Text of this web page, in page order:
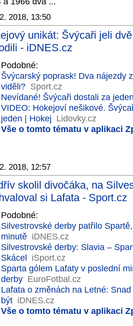
2018, 13:50
unikát: Švýcaři jeli
- iDNES.cz
Podobné:
Švýcarský poprask! Dva nájezdy
viděli? Sport.cz
Nevídané! Švýcaři dostali za
VIDEO: Hokejoví nešikové.
jeden | Hokej Lidovky.cz
Vše o tomto tématu v aplikaci
2018, 12:57
skolil divočáka, na
si Lafata - Sport.cz
Podobné:
Silvestrovské derby patřilo
minutě iDNES.cz
Silvestrovské derby: Slavia –
Skácel iSport.cz
Sparta gólem Lafaty v poslední
derby EuroFotbal.cz
Lafata o změnách na Letné:
být iDNES.cz
Vše o tomto tématu v aplikaci